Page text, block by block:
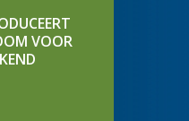
VOOR